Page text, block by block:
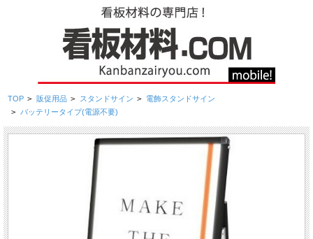
TOP > 販促用品 > スタンドサイン > 電飾スタンドサイン
> バッテリータイプ(電源不要)